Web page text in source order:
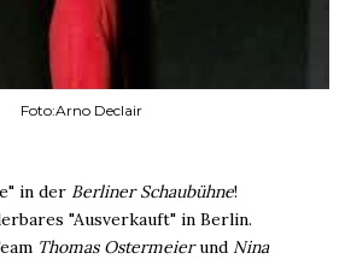
Foto:Arno Declair
in der Berliner Schaubühne!
"Ausverkauft" in Berlin.
Thomas Ostermeierund Nina